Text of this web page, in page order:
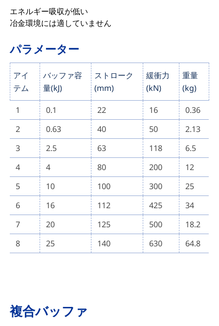
エネルギー吸収が低い
冶金環境には適していません
パラメーター
アイ
テム
バッファ容
量(kJ)
ストローク
(mm)
緩衝力
(kN)
重量
(kg)
1 0.1 22 16
0.36
2
0.63 40 50
2.13
3
2.5 63 118
6.5
4
4 80 200
12
5
10 100 300
25
6
16 112 425
34
7
20 125 500
18.2
8
25 140 630 64.8
複合バッファ